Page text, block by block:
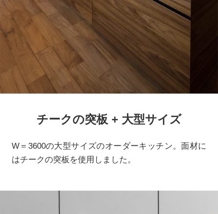
チークの突板 + 大型サイズ
W＝3600の大型サイズのオーダーキッチン。面材に
はチークの突板を使用しました。